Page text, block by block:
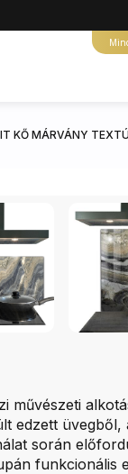
KŐ MÁRVÁNY
művészeti
edzett üvegből,
során
funkcionális